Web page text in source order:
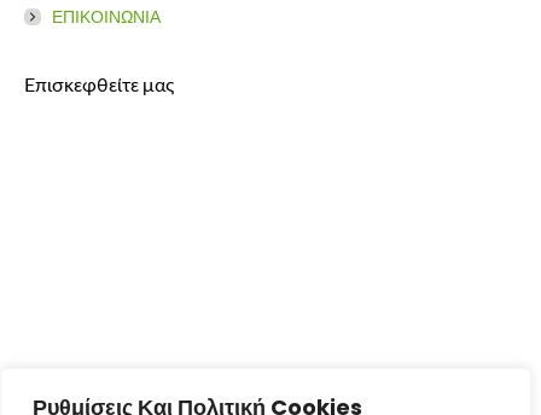
Ρυθμίσεις Και Πολιτική Cookies
ΕΠΙΚΟΙΝΩΝΙΑ
Επισκεφθείτε μας